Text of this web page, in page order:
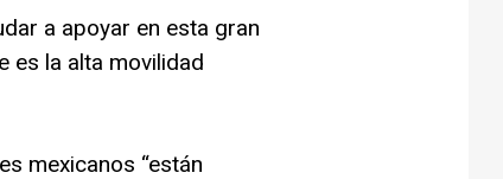
a apoyar en esta gran
es la alta movilidad
mexicanos “están